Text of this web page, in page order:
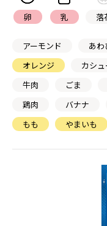
卵 乳 落
アーモンド あわ
オレンジ
カシ
牛肉
ごま
鶏肉
バナナ
もも
やまいも